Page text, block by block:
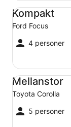
Kompakt
Ford Focus
4 personer
Kompakt Ford
Mellanstor
Toyota Corolla
5 personer
Mellanstor